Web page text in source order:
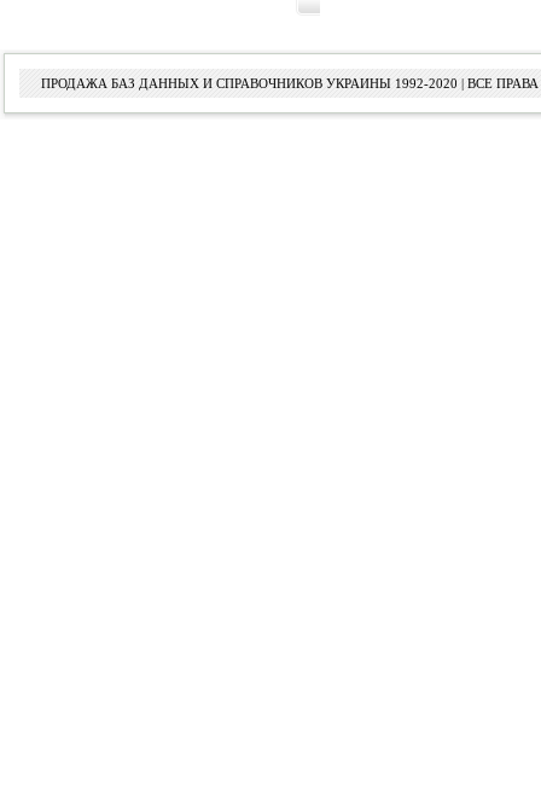
ПРОДАЖА БАЗ ДАННЫХ И СПРАВОЧНИКОВ УКРАИНЫ 1992-2020 | ВСЕ